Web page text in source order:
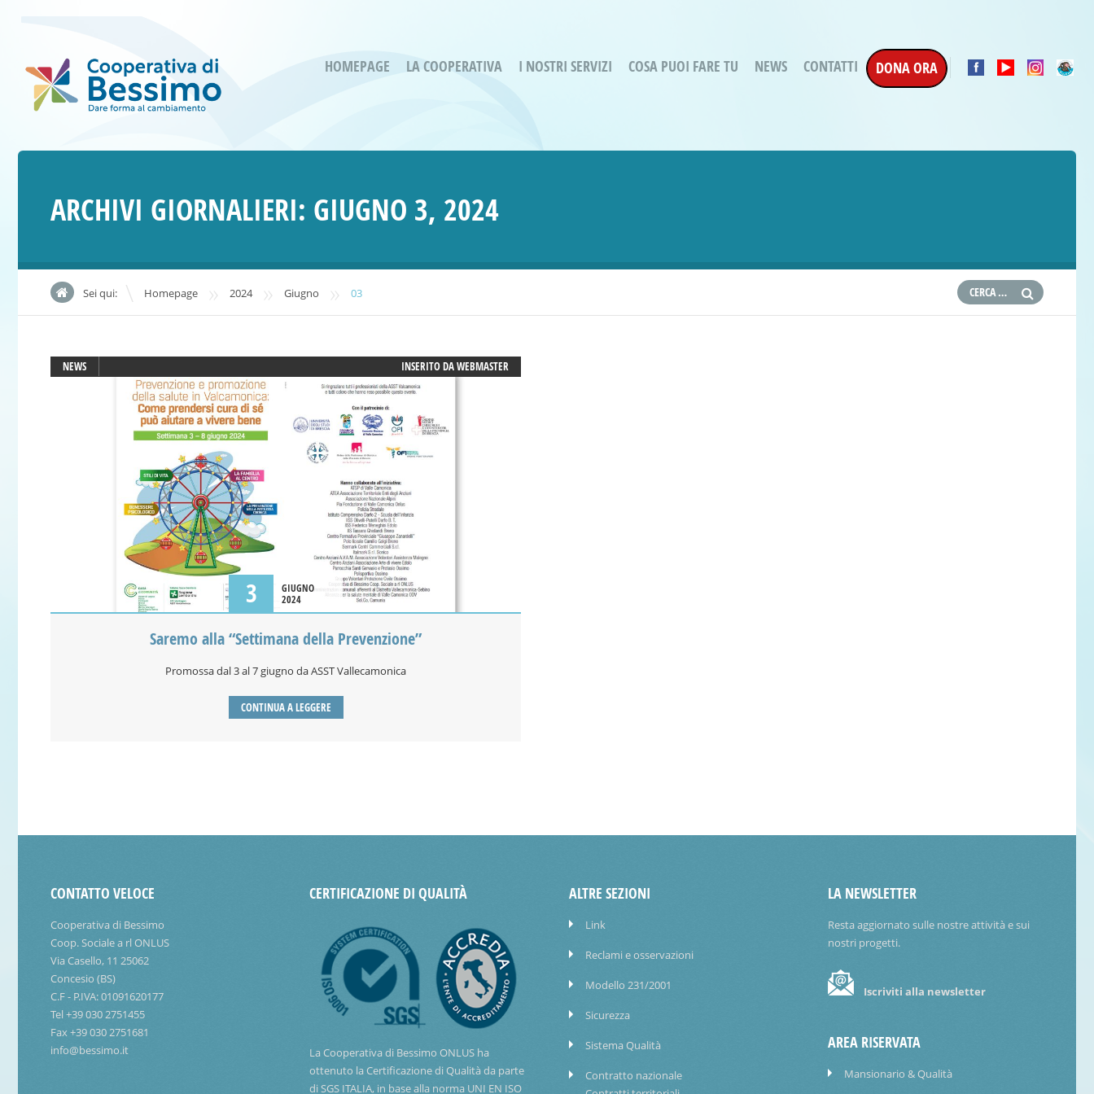
HOMEPAGE LA COOPERATIVA I NOSTRI SERVIZI
Bessimo Due
ergoterapica
COSA PUOI FARE TU NEWS CONTATTI DONA ORA
ARCHIVI GIORNALIERI: GIUGNO 3, 2024
Sei qui: Homepage » 2024 » Giugno » 03
NEWS INSERITO DAWEBMASTER
3
GIUGNO
2024
Saremo alla “Settimana della Prevenzione”
Promossa dal 3 al 7 giugno da ASST Vallecamonica
CONTINUA A LEGGERE
CONTATTO VELOCE
Cooperativa di Bessimo
Coop. Sociale a rl ONLUS
Via Casello, 11 25062
Concesio (BS)
C.F - P.IVA: 01091620177
Tel +39 030 2751455
Fax +39 030 2751681
info@bessimo.it
CERTIFICAZIONE DI QUALITÀ
La Cooperativa di Bessimo ONLUS ha
ottenuto la Certificazione di Qualità da parte
di SGS ITALIA, in base alla norma UNI EN ISO
ALTRE SEZIONI
Link
Reclami e osservazioni
Modello 231/2001
Sicurezza
Sistema Qualità
Contratto nazionale
LA NEWSLETTER
Resta aggiornato sulle nostre attività e sui
nostri progetti.
Iscriviti alla newsletter
AREA RISERVATA
Mansionario & Qualità